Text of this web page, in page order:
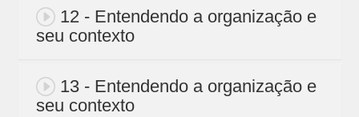
12 - Entendendo a organização e
seu contexto
13 - Entendendo a organização e
seu contexto